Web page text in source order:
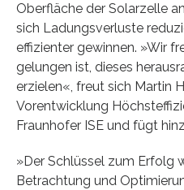
Oberfläche der Solarzelle
sich Ladungsverluste
effizienter gewinnen. »Wir
gelungen ist, dieses
erzielen«, freut sich Martin
Vorentwicklung
Fraunhofer ISE und fügt
»Der Schlüssel zum Erfolg
Betrachtung und